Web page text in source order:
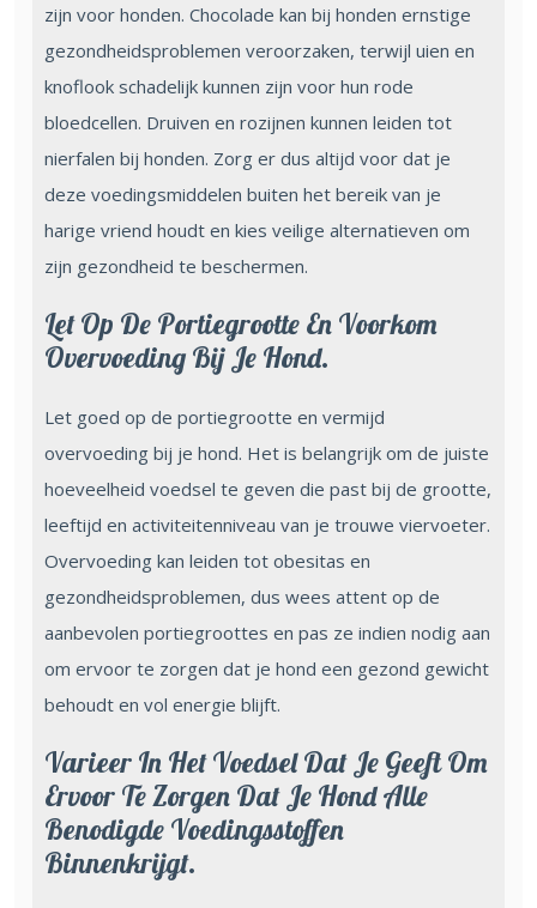
zijn voor honden. Chocolade kan bij honden ernstige
gezondheidsproblemen veroorzaken, terwijl uien en
knoflook schadelijk kunnen zijn voor hun rode
bloedcellen. Druiven en rozijnen kunnen leiden tot
nierfalen bij honden. Zorg er dus altijd voor dat je
deze voedingsmiddelen buiten het bereik van je
harige vriend houdt en kies veilige alternatieven om
zijn gezondheid te beschermen.
Let Op De Portiegrootte En Voorkom
Overvoeding Bij Je Hond.
Let goed op de portiegrootte en vermijd
overvoeding bij je hond. Het is belangrijk om de juiste
hoeveelheid voedsel te geven die past bij de grootte,
leeftijd en activiteitenniveau van je trouwe viervoeter.
Overvoeding kan leiden tot obesitas en
gezondheidsproblemen, dus wees attent op de
aanbevolen portiegroottes en pas ze indien nodig aan
om ervoor te zorgen dat je hond een gezond gewicht
behoudt en vol energie blijft.
Varieer In Het Voedsel Dat Je Geeft Om
Ervoor Te Zorgen Dat Je Hond Alle
Benodigde Voedingsstoffen
Binnenkrijgt.